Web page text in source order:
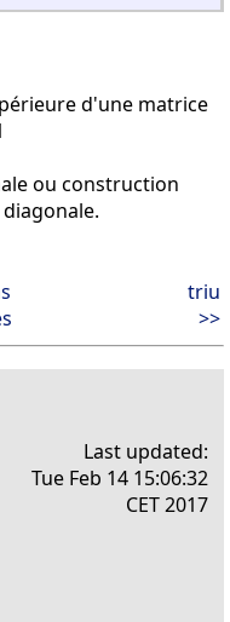
d'une matrice
ou construction
triu
>>
Last updated:
Tue Feb 14 15:06:32
CET 2017